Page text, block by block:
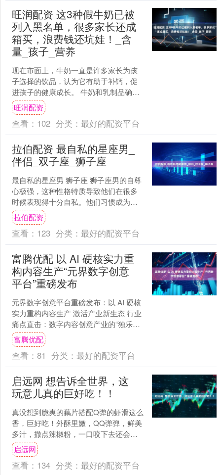
旺润配资 这3种假牛奶已被
列入黑名单，很多家长还成
箱买，浪费钱还坑娃！_含
量_孩子_营养
现在市面上，牛奶一直是许多家长为孩
子选择的饮品，认为它有助于补钙，促
进孩子的健康成长。 牛奶和乳制品确实
对孩子的身体发育有益，但问题是，很
多所谓的“牛奶”并不是....
旺润配资
查看： 102 分类： 最好的配资平台
拉伯配资 最自私的星座男_
伴侣_双子座_狮子座
最自私的星座男 狮子座 狮子座男的自尊
心极强，这种性格特质导致他们在很多
时候表现得十分自私。他们习惯成为众
人瞩目的焦点，渴望得到他人的认可和
赞美。在团队合作中，....
拉伯配资
查看： 123 分类： 最好的配资平台
富腾优配 以 AI 硬核实力重
构内容生产“元界数字创意
平台”重磅发布
元界数字创意平台重磅发布：以 AI 硬核
实力重构内容生产 激活产业新生态 行业
痛点直击：数字内容创意产业的“独乐
乐”到“众乐乐” 当 AIGC 技术告别“尝鲜
期....
富腾优配
查看： 81 分类： 最好的配资平台
启远网 想告诉全世界，这
玩意儿真的巨好吃！！
真没想到脆爽的藕片搭配Q弹的虾滑这么
香，巨好吃！外酥里嫩，QQ弹弹，鲜美
多汁，撒点辣椒粉，一口咬下去还会爆
汁，味道真的嘎嘎的香！又香又脆，越
吃越香，一点也不腻，....
启远网
查看： 134 分类： 最好的配资平台